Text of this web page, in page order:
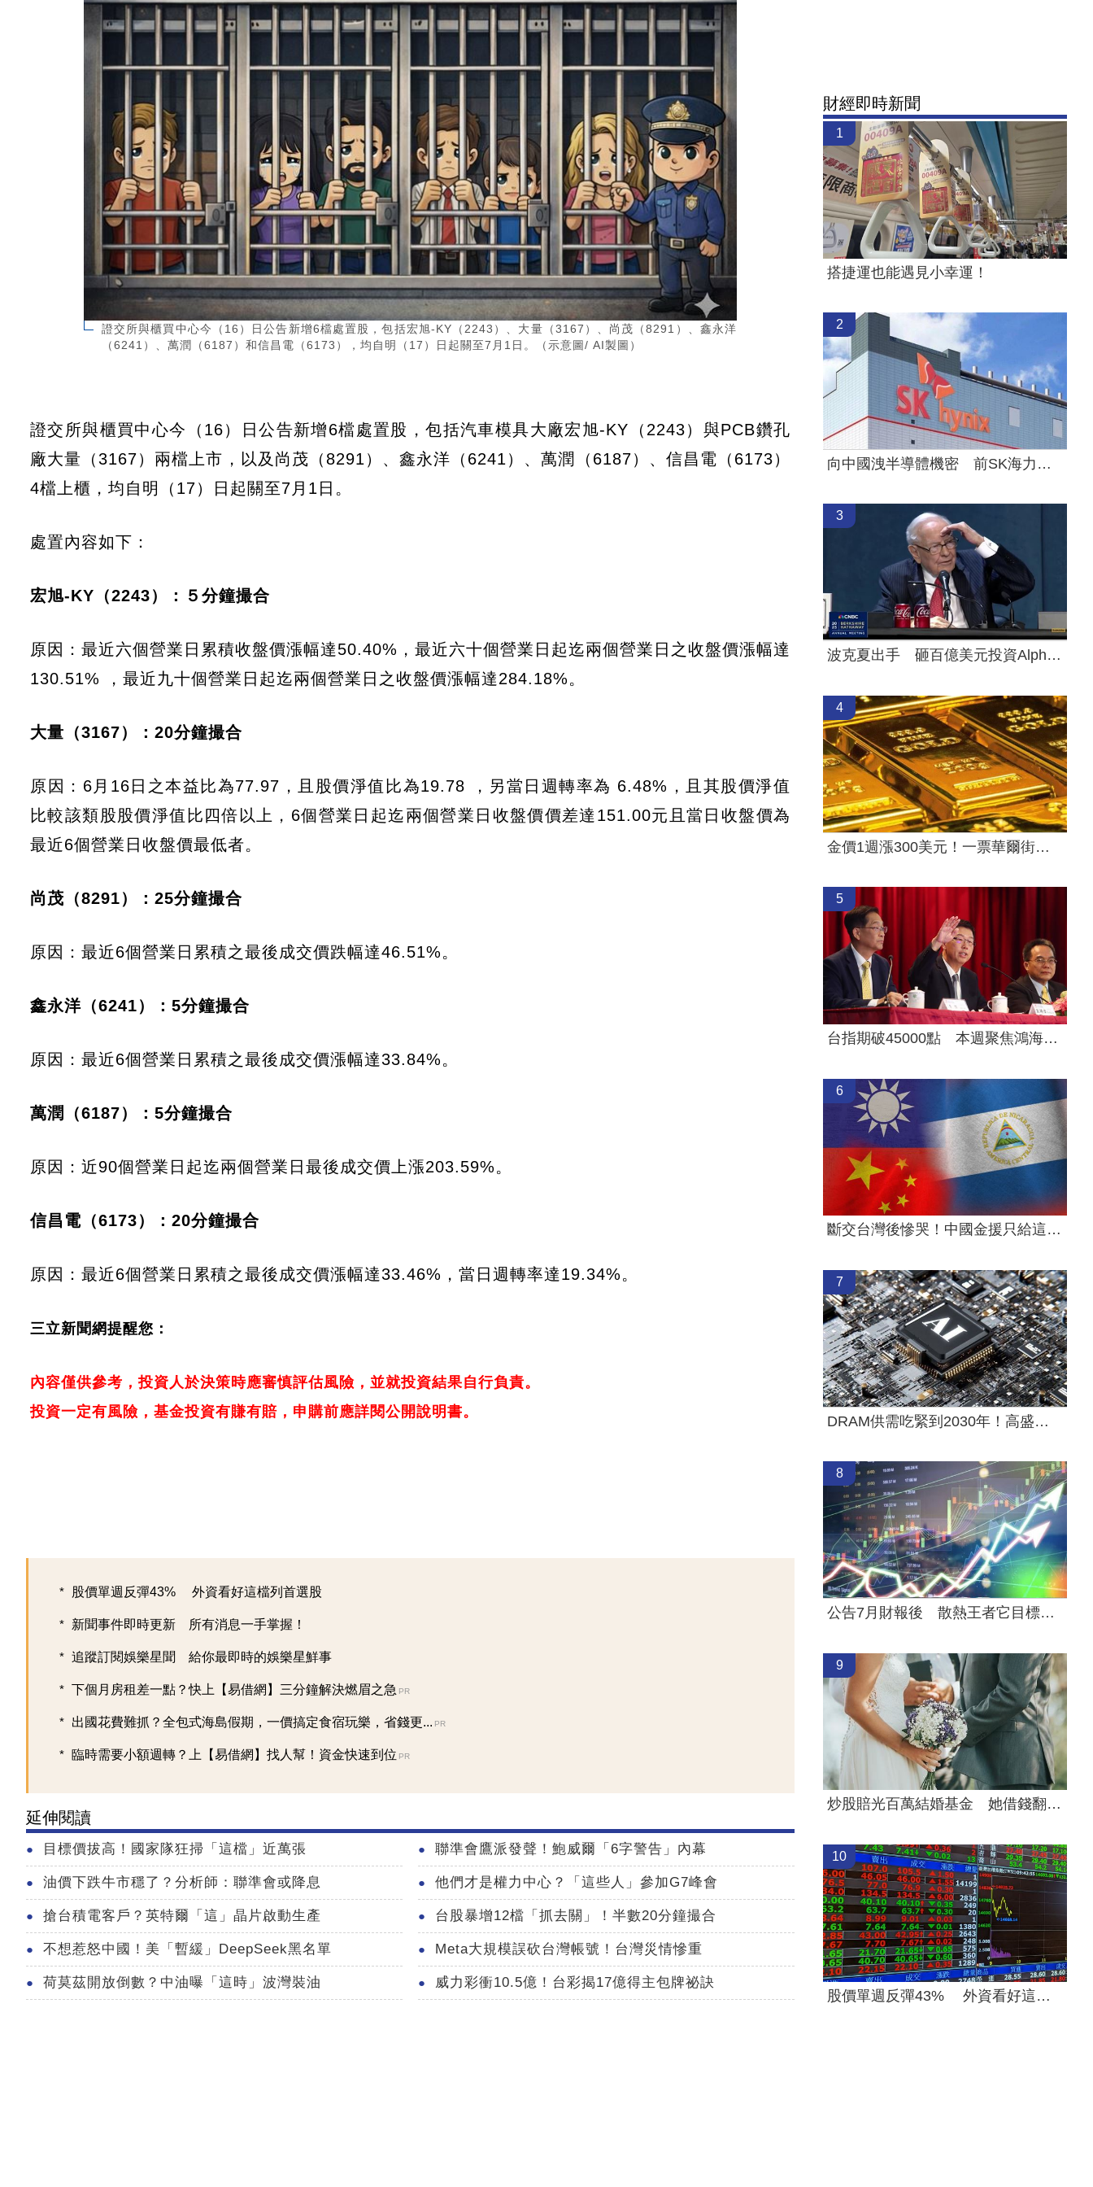
證交所與櫃買中心今（16）日公告新增6檔處置股，包括宏旭-KY（2243）、大量（3167）、尚茂（8291）、鑫永洋
（6241）、萬潤（6187）和信昌電（6173），均自明（17）日起關至7月1日。（示意圖/ AI製圖）
證交所與櫃買中心今（16）日公告新增6檔處置股，包括汽車模具大廠宏旭-KY（2243）與PCB鑽孔
廠大量（3167）兩檔上市，以及尚茂（8291）、鑫永洋（6241）、萬潤（6187）、信昌電（6173）
4檔上櫃，均自明（17）日起關至7月1日。
處置內容如下：
宏旭-KY（2243）：５分鐘撮合
原因：最近六個營業日累積收盤價漲幅達50.40%，最近六十個營業日起迄兩個營業日之收盤價漲幅達
130.51% ，最近九十個營業日起迄兩個營業日之收盤價漲幅達284.18%。
大量（3167）：20分鐘撮合
原因：6月16日之本益比為77.97，且股價淨值比為19.78 ，另當日週轉率為 6.48%，且其股價淨值
比較該類股股價淨值比四倍以上，6個營業日起迄兩個營業日收盤價價差達151.00元且當日收盤價為
最近6個營業日收盤價最低者。
尚茂（8291）：25分鐘撮合
原因：最近6個營業日累積之最後成交價跌幅達46.51%。
鑫永洋（6241）：5分鐘撮合
原因：最近6個營業日累積之最後成交價漲幅達33.84%。
萬潤（6187）：5分鐘撮合
原因：近90個營業日起迄兩個營業日最後成交價上漲203.59%。
信昌電（6173）：20分鐘撮合
原因：最近6個營業日累積之最後成交價漲幅達33.46%，當日週轉率達19.34%。
三立新聞網提醒您：
內容僅供參考，投資人於決策時應審慎評估風險，並就投資結果自行負責。
投資一定有風險，基金投資有賺有賠，申購前應詳閱公開說明書。
股價單週反彈43% 外資看好這檔列首選股
新聞事件即時更新 所有消息一手掌握！
追蹤訂閱娛樂星聞 給你最即時的娛樂星鮮事
下個月房租差一點？快上【易借網】三分鐘解決燃眉之急 PR
出國花費難抓？全包式海島假期，一價搞定食宿玩樂，省錢更... PR
臨時需要小額週轉？上【易借網】找人幫！資金快速到位 PR
延伸閱讀
目標價拔高！國家隊狂掃「這檔」近萬張 聯準會鷹派發聲！鮑威爾「6字警告」內幕
油價下跌牛市穩了？分析師：聯準會或降息 他們才是權力中心？「這些人」參加G7峰會
搶台積電客戶？英特爾「這」晶片啟動生產 台股暴增12檔「抓去關」！半數20分鐘撮合
不想惹怒中國！美「暫緩」DeepSeek黑名單 Meta大規模誤砍台灣帳號！台灣災情慘重
荷莫茲開放倒數？中油曝「這時」波灣裝油 威力彩衝10.5億！台彩揭17億得主包牌祕訣
財經即時新聞
1
搭捷運也能遇見小幸運！
2
向中國洩半導體機密 前SK海力士員工慘了
3
波克夏出手 砸百億美元投資Alphabet
4
金價1週漲300美元！一票華爾街分析師看多
5
台指期破45000點 本週聚焦鴻海、大立光
6
斷交台灣後慘哭！中國金援只給這國26萬
7
DRAM供需吃緊到2030年！高盛說話了
8
公告7月財報後 散熱王者它目標價飆升
9
炒股賠光百萬結婚基金 她借錢翻本再慘虧
10
股價單週反彈43% 外資看好這檔列首選股